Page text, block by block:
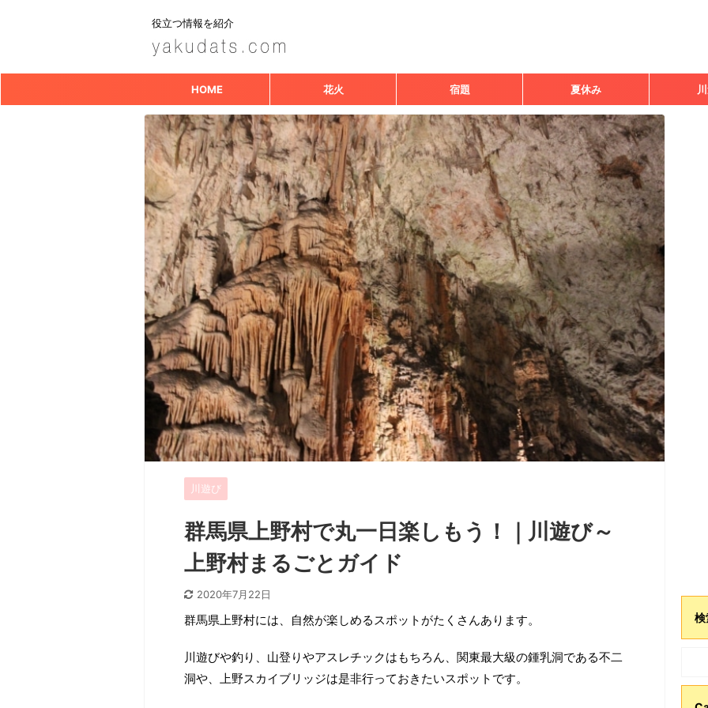
役立つ情報を紹介
HOME 花火 宿題 夏休み
川遊び
群馬県上野村で丸一日楽しもう！｜川遊び～
上野村まるごとガイド
2020年7月22日
群馬県上野村には、自然が楽しめるスポットがたくさんあります。
川遊びや釣り、山登りやアスレチックはもちろん、関東最大級の鍾乳洞である不二
洞や、上野スカイブリッジは是非行っておきたいスポットです。
検